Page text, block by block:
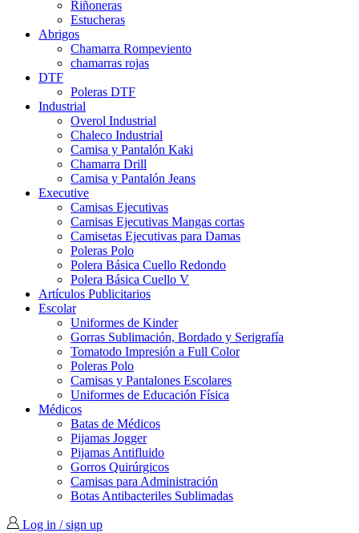
Riñoneras
Estucheras
Abrigos
Chamarra Rompeviento
chamarras rojas
DTF
Poleras DTF
Industrial
Overol Industrial
Chaleco Industrial
Camisa y Pantalón Kaki
Chamarra Drill
Camisa y Pantalón Jeans
Executive
Camisas Ejecutivas
Camisas Ejecutivas Mangas cortas
Camisetas Ejecutivas para Damas
Poleras Polo
Polera Básica Cuello Redondo
Polera Básica Cuello V
Artículos Publicitarios
Escolar
Uniformes de Kinder
Gorras Sublimación, Bordado y Serigrafía
Tomatodo Impresión a Full Color
Poleras Polo
Camisas y Pantalones Escolares
Uniformes de Educación Física
Médicos
Batas de Médicos
Pijamas Jogger
Pijamas Antifluido
Gorros Quirúrgicos
Camisas para Administración
Botas Antibacteriles Sublimadas
Log in / sign up